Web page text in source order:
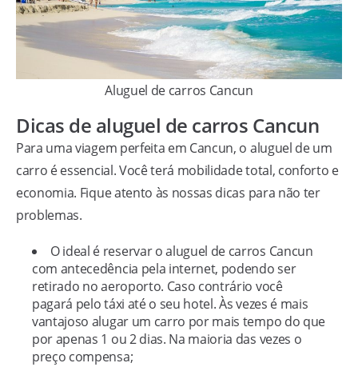
Aluguel de carros Cancun
Dicas de aluguel de carros Cancun
Para uma viagem perfeita em Cancun, o aluguel de um
carro é essencial. Você terá mobilidade total, conforto e
economia. Fique atento às nossas dicas para não ter
problemas.
O ideal é reservar o aluguel de carros Cancun
com antecedência pela internet, podendo ser
retirado no aeroporto. Caso contrário você
pagará pelo táxi até o seu hotel. Às vezes é mais
vantajoso alugar um carro por mais tempo do que
por apenas 1 ou 2 dias. Na maioria das vezes o
preço compensa;